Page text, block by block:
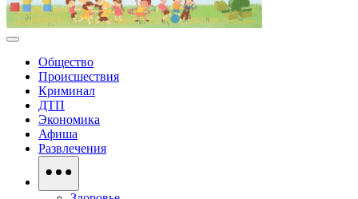
Общество
Происшествия
Криминал
ДТП
Экономика
Афиша
Развлечения